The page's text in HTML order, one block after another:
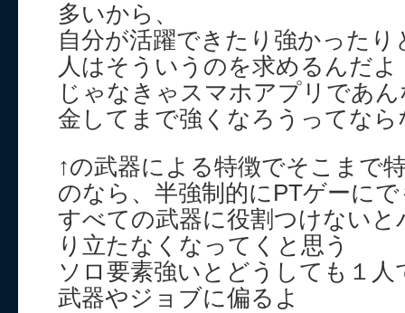
多いから、
自分が活躍できたり強かった
人はそういうのを求めるんだよ
じゃなきゃスマホアプリであ
金してまで強くなろうってなら
↑の武器による特徴でそこまで
のなら、半強制的にPTゲーに
すべての武器に役割つけない
り立たなくなってくと思う
ソロ要素強いとどうしても１
武器やジョブに偏るよ